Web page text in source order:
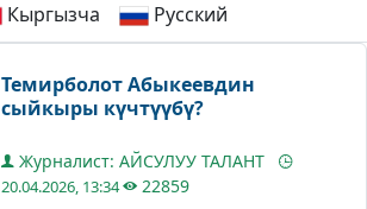
Кыргызча Русский
Темирболот Абыкеевдин
сыйкыры күчтүүбү?
Журналист: АЙСУЛУУ ТАЛАНТ
20.04.2026, 13:34 22859